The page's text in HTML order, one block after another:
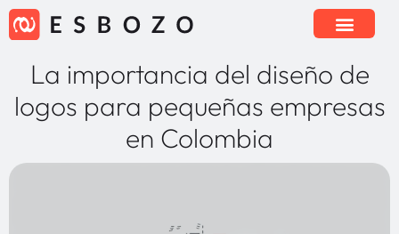
La importancia del diseño de
logos para pequeñas empresas
en Colombia